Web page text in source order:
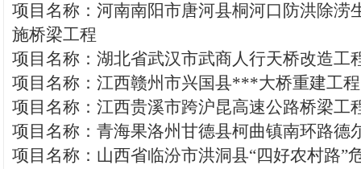
项目名称：河南南阳市唐河县桐河口防洪除涝
施桥梁工程
项目名称：湖北省武汉市武商人行天桥改造工
项目名称：江西赣州市兴国县***大桥重建工程
项目名称：江西贵溪市跨沪昆高速公路桥梁工
项目名称：青海果洛州甘德县柯曲镇南环路德
项目名称：山西省临汾市洪洞县“四好农村路”